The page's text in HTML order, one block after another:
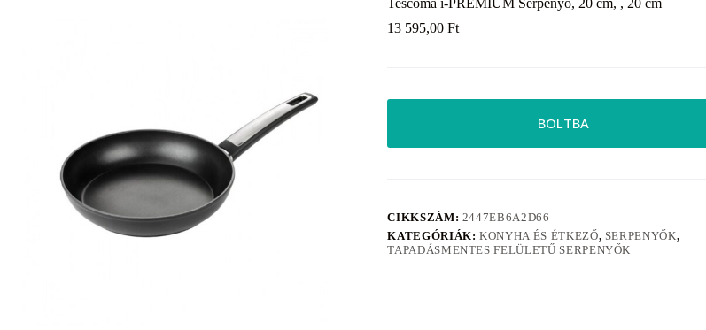
13 595,00Ft
BOLTBA
CIKKSZÁM: 2447EB6A2D66
KATEGÓRIÁK:KONYHA ÉS ÉTKEZŐ, SERPENYŐK,
TAPADÁSMENTES FELÜLETŰ SERPENYŐK